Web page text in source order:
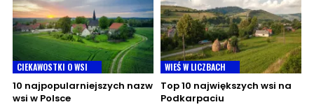
CIEKAWOSTKI O WSI
10 najpopularniejszych nazw
wsi w Polsce
WIEŚ W LICZBACH
Top 10 największych wsi na
Podkarpaciu